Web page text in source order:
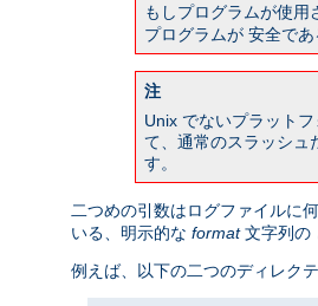
もしプログラムが使用
プログラムが 安全であ
注
Unix でないプラット
て、通常のスラッシュ
す。
二つめの引数はログファイルに
いる、明示的な format文字列の
例えば、以下の二つのディレク